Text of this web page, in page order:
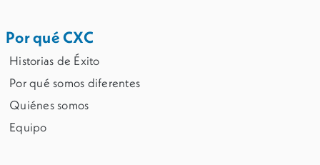
Por qué CXC
Historias de Éxito
Por qué somos diferentes
Quiénes somos
Equipo